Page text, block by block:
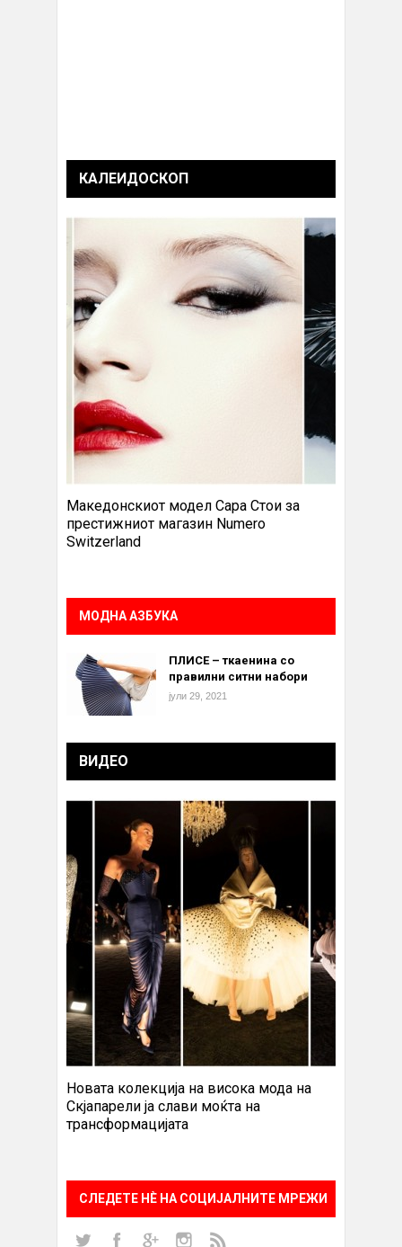
КАЛЕИДОСКОП
Македонскиот модел Сара Стои за
престижниот магазин Numero
Switzerland
МОДНА АЗБУКА
ПЛИСЕ – ткаенина со
правилни ситни набори
јули 29, 2021
ВИДЕО
Новата колекција на висока мода на
Скјапарели ја слави моќта на
трансформацијата
СЛЕДЕТЕ НÈ НА СОЦИЈАЛНИТЕ МРЕЖИ